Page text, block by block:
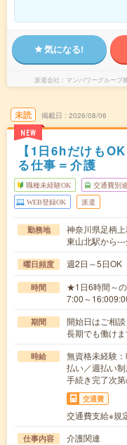
気になる!
派遣会社 マンパワーグルー
未読
NEW
掲載日 2026/08/06
【1日6hだけも
る仕事＝介護
職種未経験OK 交通費別
WEB登録OK 派遣
勤務地
神奈川県足柄
東山北駅から
曜日頻度 週2日～5日
時間
★1日6時間～
7:00～
期間
開始日はご相
長期でも働けま
時給
無資格未経験
払い／週払い
手続き完了次第
交通費
交通費支給※規
仕事内容
介護関連